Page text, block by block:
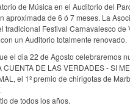
de Música en el Auditorio del
aproximada de 6 ó 7 meses. La
Festival Carnavalesco de
un Auditorio totalmente renovado.
el dia 22 de Agosto celebraremos
DE LAS VERDADES - SI
el 1º premio de chirigotas de
de todos los años.